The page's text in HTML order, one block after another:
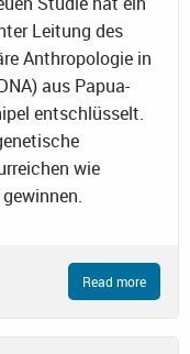
Leitung des
Anthropologie in
aus Papua-
entschlüsselt.
wie
Read more